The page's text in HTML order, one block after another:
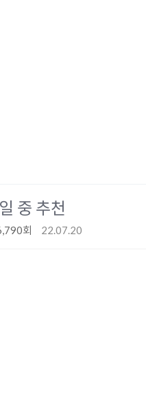
중 추천
회 22.07.20